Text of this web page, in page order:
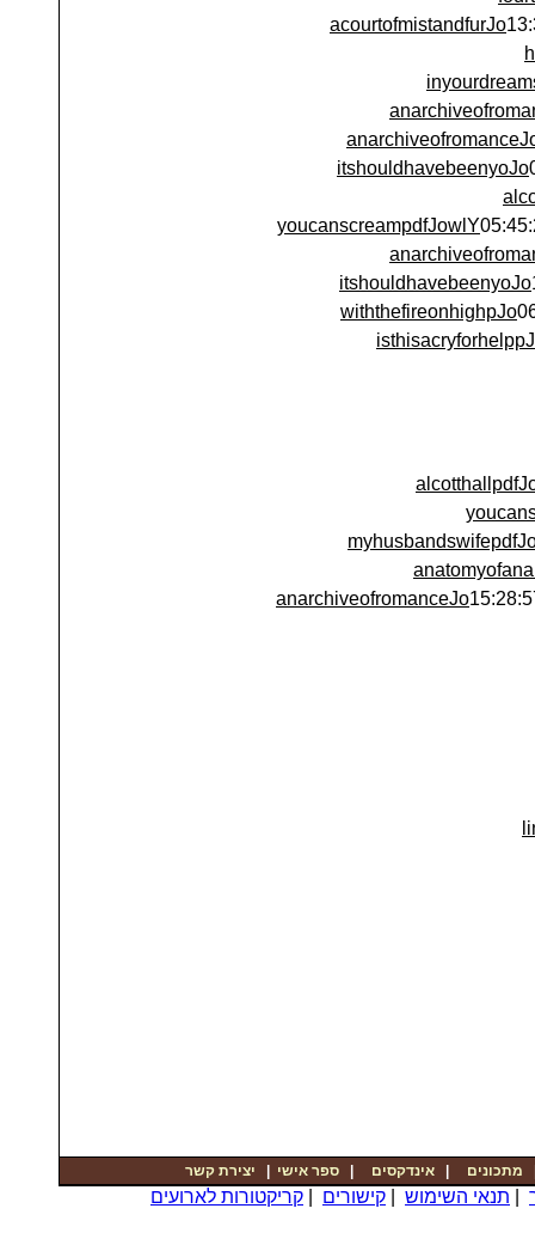
acourtofmistandfurJo
itshouldhavebeenyoJo
youcanscreampdfJowlY
itshouldhavebeenyoJo
withthefireonhighpJo
anarchiveofromanceJo
מתכונים |אינדקסים |ספר אישי יצירת קשר
תנאי השימוש קישורים קריקטורות לארועים